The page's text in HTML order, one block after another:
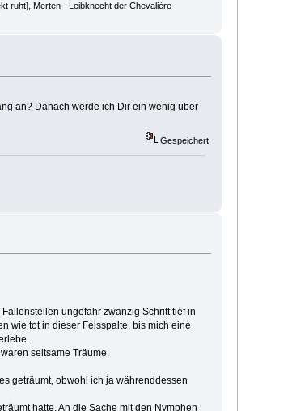
ruht], Merten - Leibknecht der Chevalière
an? Danach werde ich Dir ein wenig über
Gespeichert
ungefähr zwanzig Schritt tief in
wie tot in dieser Felsspalte, bis mich eine
seltsame Träume.
geträumt, obwohl ich ja währenddessen
hatte. An die Sache mit den Nymphen